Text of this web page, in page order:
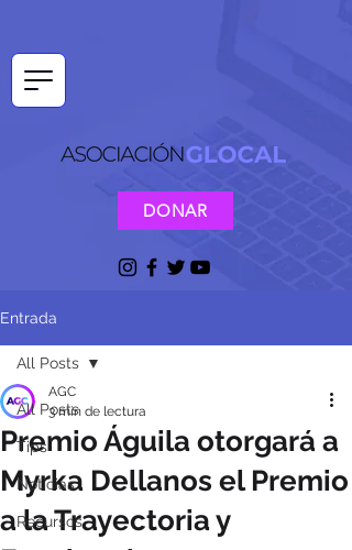
DONAR
Entrada
All Posts
Tips
Noticias
Recursos
All Posts
Premio Águila otorgará a
Myrka Dellanos el Premio
a la Trayectoria y
AGC
3 min de lectura